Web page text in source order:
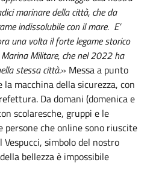
marinare della città, che da
indissolubile con il mare. E’
una volta il forte legame storico
Militare, che nel 2022 ha
stessa città.» Messa a punto
macchina della sicurezza, con
Da domani (domenica e
scolaresche, gruppi e le
che online sono riuscite
simbolo del nostro
bellezza è impossibile